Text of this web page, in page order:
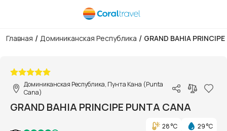
Главная / Доминиканская Республика / GRAND BAHIA
Доминиканская Республика, Пунта Кана (Punta
Cana)
GRAND BAHIA PRINCIPE PUNTA CANA
28 °C
29 °C